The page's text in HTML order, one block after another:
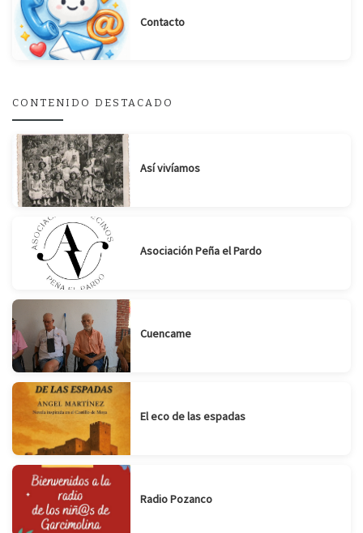
Contacto
CONTENIDO DESTACADO
Así vivíamos
Asociación Peña el Pardo
Cuencame
El eco de las espadas
Radio Pozanco